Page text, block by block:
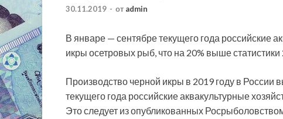
30.11.2019 - от admin
В январе — сентябре текущего года российские
икры осетровых рыб, что на 20% выше статистики
Производство черной икры в 2019 году в
текущего года российские аквакультурные
Это следует из опубликованных